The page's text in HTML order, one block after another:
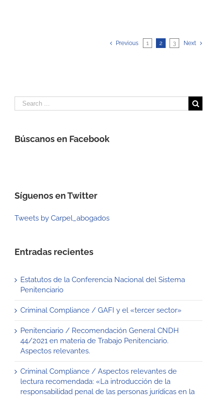
Previous 1 2 3 Next
Search
for:
Búscanos en Facebook
Síguenos en Twitter
Tweets by Carpel_abogados
Entradas recientes
Estatutos de la Conferencia Nacional del Sistema
Penitenciario
Criminal Compliance / GAFI y el «tercer sector»
Penitenciario / Recomendación General CNDH
44/2021 en materia de Trabajo Penitenciario.
Aspectos relevantes.
Criminal Compliance / Aspectos relevantes de
lectura recomendada: «La introducción de la
responsabilidad penal de las personas jurídicas en la